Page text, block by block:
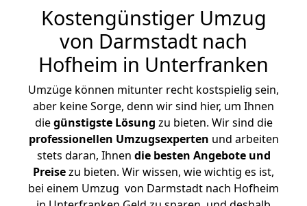
Kostengünstiger Umzug
von Darmstadt nach
Hofheim in Unterfranken
Umzüge können mitunter recht kostspielig sein,
aber keine Sorge, denn wir sind hier, um Ihnen
diegünstigste Lösung zu bieten. Wir sind die
professionellen Umzugsexperten und arbeiten
stets daran, Ihnen die besten Angebote und
Preisezu bieten. Wir wissen, wie wichtig es ist,
bei einem Umzug von Darmstadt nach Hofheim